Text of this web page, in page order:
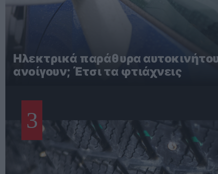
Ηλεκτρικά παράθυρα
ανοίγουν; Έτσι τα φτιάχνεις
3